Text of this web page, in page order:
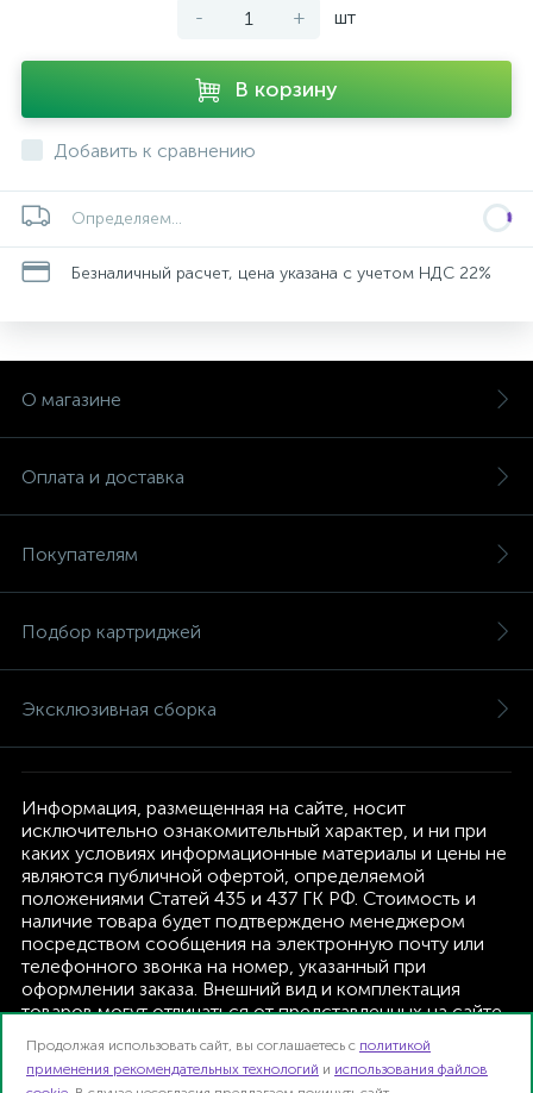
- + шт
В корзину
Добавить к сравнению
Определяем...
Безналичный расчет, цена указана с учетом НДС 22%
О магазине
Оплата и доставка
Покупателям
Подбор картриджей
Эксклюзивная сборка
Информация, размещенная на сайте, носит
исключительно ознакомительный характер, и ни при
каких условиях информационные материалы и цены не
являются публичной офертой, определяемой
положениями Статей 435 и 437 ГК РФ. Стоимость и
наличие товара будет подтверждено менеджером
посредством сообщения на электронную почту или
телефонного звонка на номер, указанный при
оформлении заказа. Внешний вид и комплектация
товаров могут отличаться от представленных на сайте.
текущую комплектацию, без дополнительного
уведомления.
Продолжая использовать сайт, вы соглашаетесь с политикой
применения рекомендательных технологий и использования файлов